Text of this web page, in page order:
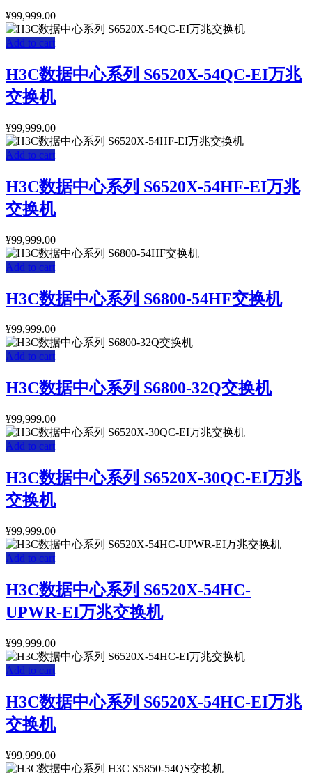
¥99,999.00
Add to cart
H3C数据中心系列 S6520X-54QC-EI万兆
交换机
¥99,999.00
Add to cart
H3C数据中心系列 S6520X-54HF-EI万兆
交换机
¥99,999.00
Add to cart
H3C数据中心系列 S6800-54HF交换机
¥99,999.00
Add to cart
H3C数据中心系列 S6800-32Q交换机
¥99,999.00
Add to cart
H3C数据中心系列 S6520X-30QC-EI万兆
交换机
¥99,999.00
Add to cart
H3C数据中心系列 S6520X-54HC-
UPWR-EI万兆交换机
¥99,999.00
Add to cart
H3C数据中心系列 S6520X-54HC-EI万兆
交换机
¥99,999.00